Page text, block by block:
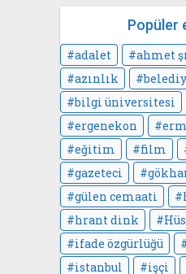
Popüler
adalet ahmet
azınlık
bilgi üniversitesi
ergenekon
eğitim
film
gazeteci
gülen cemaati
hrant dink
ifade özgürlüğü
istanbul
işçi